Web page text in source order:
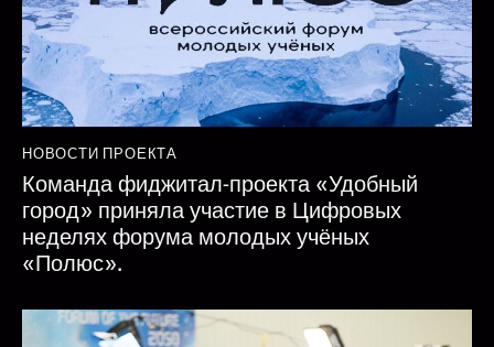
НОВОСТИ ПРОЕКТА
Команда фиджитал-проекта «Удобный
город» приняла участие в Цифровых
неделях форума молодых учёных
«Полюс».